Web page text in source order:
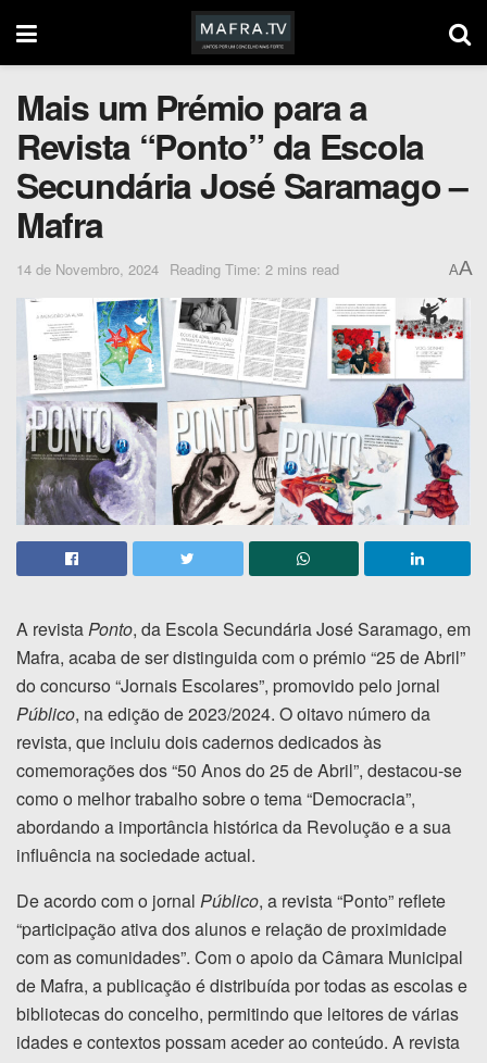
Mais um Prémio para a
Revista “Ponto” da Escola
Secundária José Saramago –
Mafra
14 de Novembro, 2024 Reading Time: 2 mins read AA
A revistaPonto, da Escola Secundária José Saramago, em
Mafra, acaba de ser distinguida com o prémio “25 de Abril”
do concurso “Jornais Escolares”, promovido pelo jornal
Público, na edição de 2023/2024. O oitavo número da
revista, que incluiu dois cadernos dedicados às
comemorações dos “50 Anos do 25 de Abril”, destacou-se
como o melhor trabalho sobre o tema “Democracia”,
abordando a importância histórica da Revolução e a sua
influência na sociedade actual.
De acordo com o jornal Público, a revista “Ponto” reflete
“participação ativa dos alunos e relação de proximidade
com as comunidades”. Com o apoio da Câmara Municipal
de Mafra, a publicação é distribuída por todas as escolas e
bibliotecas do concelho, permitindo que leitores de várias
idades e contextos possam aceder ao conteúdo. A revista